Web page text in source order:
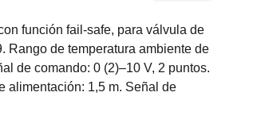
función fail-safe, para válvula de
Rango de temperatura ambiente de
de comando: 0 (2)–10 V, 2 puntos.
alimentación: 1,5 m. Señal de